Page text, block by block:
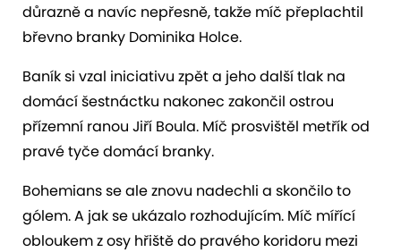
důrazně a navíc nepřesně, takže míč přeplachtil
břevno branky Dominika Holce.
Baník si vzal iniciativu zpět a jeho další tlak na
domácí šestnáctku nakonec zakončil ostrou
přízemní ranou Jiří Boula. Míč prosvištěl metřík od
pravé tyče domácí branky.
Bohemians se ale znovu nadechli a skončilo to
gólem. A jak se ukázalo rozhodujícím. Míč mířící
obloukem z osy hřiště do pravého koridoru mezi